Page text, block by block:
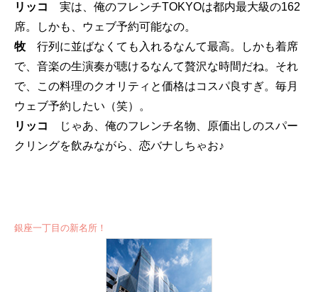
リッコ
実は、俺のフレンチTOKYOは都内最大級の162
席。しかも、ウェブ予約可能なの。
牧行列に並ばなくても入れるなんて最高。しかも着席
で、音楽の生演奏が聴けるなんて贅沢な時間だね。それ
で、この料理のクオリティと価格はコスパ良すぎ。毎月
ウェブ予約したい（笑）。
リッコ
じゃあ、俺のフレンチ名物、原価出しのスパー
クリングを飲みながら、恋バナしちゃお♪
銀座一丁目の新名所！